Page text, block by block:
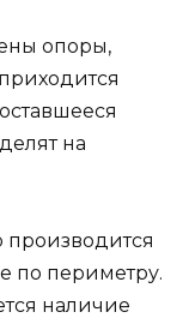
опоры,
на
производится
по периметру.
наличие